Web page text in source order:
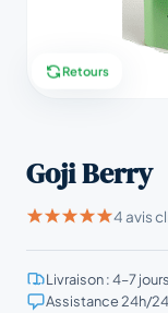
Retours
Goji Berry
4 avis
Livraison : 4–7 jours
Assistance 24h/24